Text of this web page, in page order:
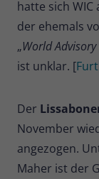
hatte sich
der ehemals
„World Advisory
ist unklar. [
Der
November
angezogen.
Maher ist der